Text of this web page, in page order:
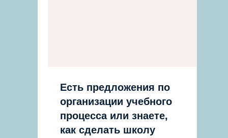
Есть предложения по
организации учебного
процесса или знаете,
как сделать школу